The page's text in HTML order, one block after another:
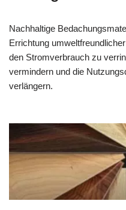
Nachhaltige
Errichtung
den Stromverbrauch zu
vermindern und die
verlängern.